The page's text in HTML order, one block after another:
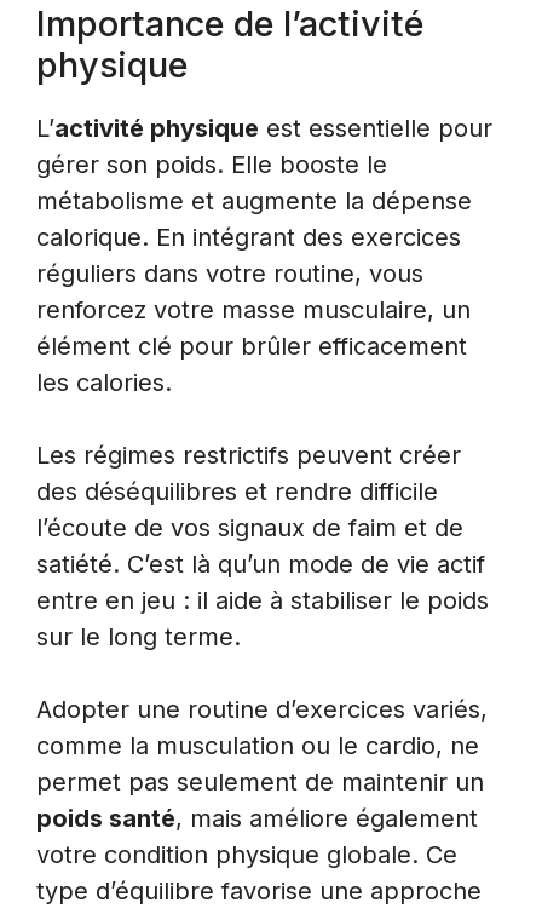
Importance de l’activité
physique
L’activité physique est essentielle pour
gérer son poids. Elle booste le
métabolisme et augmente la dépense
calorique. En intégrant des exercices
réguliers dans votre routine, vous
renforcez votre masse musculaire, un
élément clé pour brûler efficacement
les calories.
Les régimes restrictifs peuvent créer
des déséquilibres et rendre difficile
l’écoute de vos signaux de faim et de
satiété. C’est là qu’un mode de vie actif
entre en jeu : il aide à stabiliser le poids
sur le long terme.
Adopter une routine d’exercices variés,
comme la musculation ou le cardio, ne
permet pas seulement de maintenir un
poids santé, mais améliore également
votre condition physique globale. Ce
type d’équilibre favorise une approche